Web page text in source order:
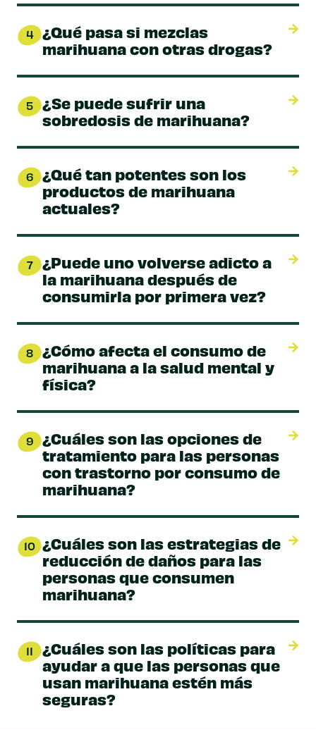
4
¿Qué pasa si mezclas
marihuana con otras drogas?
5
¿Se puede sufrir una
sobredosis de marihuana?
6
¿Qué tan potentes son los
productos de marihuana
actuales?
7
¿Puede uno volverse adicto a
la marihuana después de
consumirla por primera vez?
8
¿Cómo afecta el consumo de
marihuana a la salud mental y
física?
9
¿Cuáles son las opciones de
tratamiento para las personas
con trastorno por consumo de
marihuana?
10 ¿Cuáles son las estrategias de
reducción de daños para las
personas que consumen
marihuana?
11
¿Cuáles son las políticas para
ayudar a que las personas que
usan marihuana estén más
seguras?